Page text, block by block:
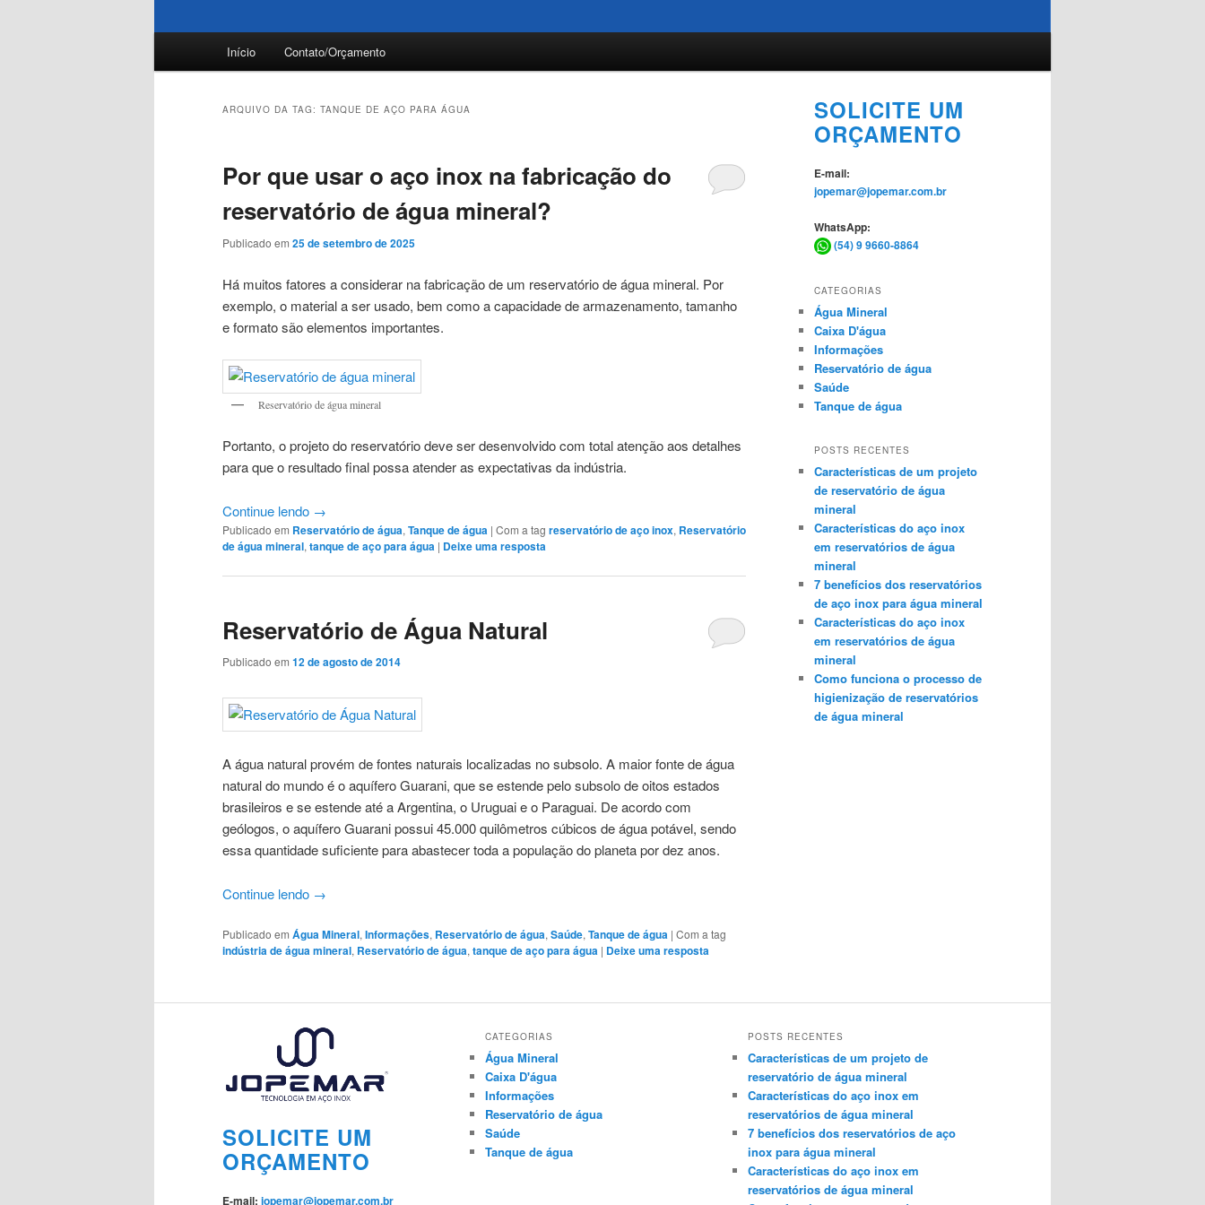
Início Contato/Orçamento
ARQUIVO DA TAG: TANQUE DE AÇO PARA ÁGUA
Por que usar o aço inox na fabricação do
reservatório de água mineral?
Publicado em 25 de setembro de 2025
Há muitos fatores a considerar na fabricação de um reservatório de água mineral. Por
exemplo, o material a ser usado, bem como a capacidade de armazenamento, tamanho
e formato são elementos importantes.
Reservatório de água mineral
Portanto, o projeto do reservatório deve ser desenvolvido com total atenção aos detalhes
para que o resultado final possa atender as expectativas da indústria.
Continue lendo →
Publicado em Reservatório de água, Tanque de água | Com a tag reservatório de aço inox, Reservatório
de água mineral, tanque de aço para água | Deixe uma resposta
Reservatório de Água Natural
Publicado em 12 de agosto de 2014
A água natural provém de fontes naturais localizadas no subsolo. A maior fonte de água
natural do mundo é o aquífero Guarani, que se estende pelo subsolo de oitos estados
brasileiros e se estende até a Argentina, o Uruguai e o Paraguai. De acordo com
geólogos, o aquífero Guarani possui 45.000 quilômetros cúbicos de água potável, sendo
essa quantidade suficiente para abastecer toda a população do planeta por dez anos.
Continue lendo →
Publicado em Água Mineral, Informações, Reservatório de água, Saúde, Tanque de água | Com a tag
indústria de água mineral, Reservatório de água, tanque de aço para água | Deixe uma resposta
SOLICITE UM
ORÇAMENTO
E-mail:
jopemar@jopemar.com.br
WhatsApp:
(54) 9 9660-8864
CATEGORIAS
Água Mineral
Caixa D'água
Informações
Reservatório de água
Saúde
Tanque de água
POSTS RECENTES
Características de um projeto
de reservatório de água
mineral
Características do aço inox
em reservatórios de água
mineral
7 benefícios dos reservatórios
de aço inox para água mineral
Características do aço inox
em reservatórios de água
mineral
Como funciona o processo de
higienização de reservatórios
de água mineral
SOLICITE UM
ORÇAMENTO
E-mail: jopemar@jopemar.com.br
CATEGORIAS
Água Mineral
Caixa D'água
Informações
Reservatório de água
Saúde
Tanque de água
POSTS RECENTES
Características de um projeto de
reservatório de água mineral
Características do aço inox em
reservatórios de água mineral
7 benefícios dos reservatórios de aço
inox para água mineral
Características do aço inox em
reservatórios de água mineral